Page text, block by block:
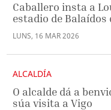
Caballero insta a
estadio de
LUNS, 16 MAR2026
ALCALDÍA
O alcalde dá a
súa visita a Vigo